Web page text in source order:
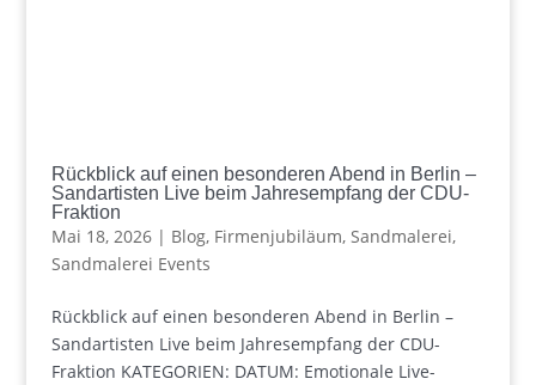
Rückblick auf einen besonderen Abend in Berlin –
Sandartisten Live beim Jahresempfang der CDU-
Fraktion
Mai 18, 2026| Blog, Firmenjubiläum, Sandmalerei,
Sandmalerei Events
Rückblick auf einen besonderen Abend in Berlin –
Sandartisten Live beim Jahresempfang der CDU-
Fraktion KATEGORIEN: DATUM: Emotionale Live-